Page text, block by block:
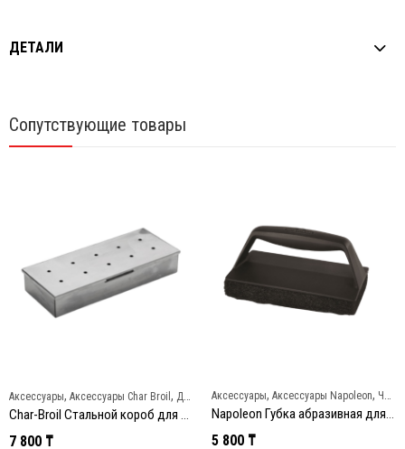
ДЕТАЛИ
Сопутствующие товары
Аксессуары, Аксессуары Char Broil , Для копчения
7 800 ₸
Аксессуары, Аксессуары Napoleon, Чистка и уход
Napoleon Губка абразивная для чистки решеток гриля
5 800 ₸